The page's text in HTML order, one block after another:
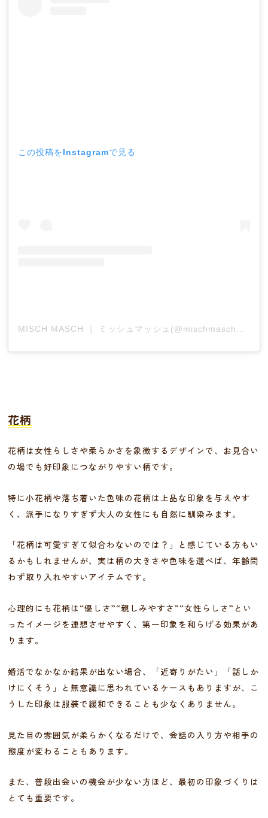
この投稿をInstagramで見る
MISCH MASCH ｜ ミッシュマッシュ(@mischmasch_official)がシェアした投稿
花柄
花柄は女性らしさや柔らかさを象徴するデザインで、お見合い
の場でも好印象につながりやすい柄です。
特に小花柄や落ち着いた色味の花柄は上品な印象を与えやす
く、派手になりすぎず大人の女性にも自然に馴染みます。
「花柄は可愛すぎて似合わないのでは？」と感じている方もい
るかもしれませんが、実は柄の大きさや色味を選べば、年齢問
わず取り入れやすいアイテムです。
心理的にも花柄は“優しさ”“親しみやすさ”“女性らしさ”とい
ったイメージを連想させやすく、第一印象を和らげる効果があ
ります。
婚活でなかなか結果が出ない場合、「近寄りがたい」「話しか
けにくそう」と無意識に思われているケースもありますが、こ
うした印象は服装で緩和できることも少なくありません。
見た目の雰囲気が柔らかくなるだけで、会話の入り方や相手の
態度が変わることもあります。
また、普段出会いの機会が少ない方ほど、最初の印象づくりは
とても重要です。